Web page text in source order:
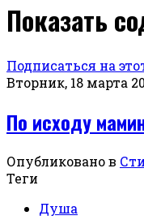
Показать
Подписаться на
Вторник, 18 марта
По исходу
Опубликовано в
Теги
Душа